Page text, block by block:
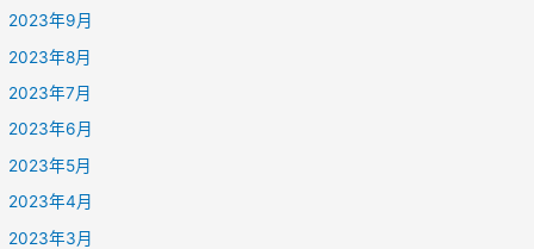
2023年9月
2023年8月
2023年7月
2023年6月
2023年5月
2023年4月
2023年3月